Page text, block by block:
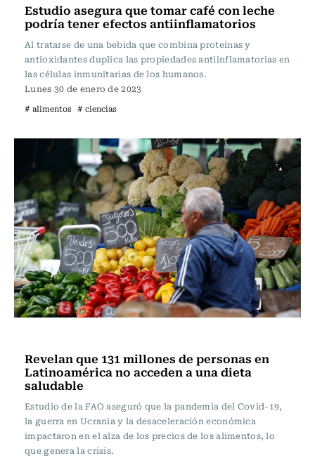
Estudio asegura que tomar café con leche
podría tener efectos antiinflamatorios
Al tratarse de una bebida que combina proteínas y
antioxidantes duplica las propiedades antiinflamatorias en
las células inmunitarias de los humanos.
Lunes 30 de enero de 2023
# alimentos # ciencias
Revelan que 131 millones de personas en
Latinoamérica no acceden a una dieta
saludable
Estudio de la FAO aseguró que la pandemia del Covid-19,
la guerra en Ucrania y la desaceleración económica
impactaron en el alza de los precios de los alimentos, lo
que genera la crisis.